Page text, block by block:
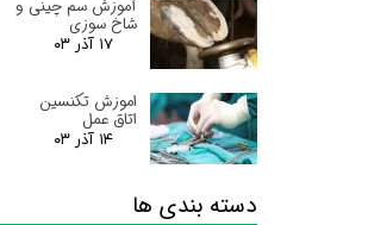
آموزش سم چینی و
شاخ سوزی
۱۷ آذر ۰۳
اموزش تکنسین
اتاق عمل
۱۴ آذر ۰۳
دسته بندی ها